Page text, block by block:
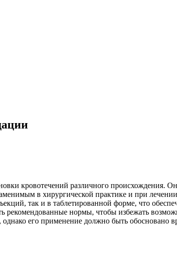
кровотечений различного происхождения. Он
в хирургической практике и при
так и в таблетированной форме, что
рекомендованные нормы, чтобы избежать
его применение должно быть обосновано